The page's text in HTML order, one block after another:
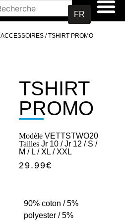
FR
ACCESSOIRES / TSHIRT PROMO
TSHIRT
PROMO
Modèle VETTSTWO20
Tailles Jr 10 / Jr 12 / S /
M / L / XL / XXL
29.99€
90% coton / 5%
polyester / 5%